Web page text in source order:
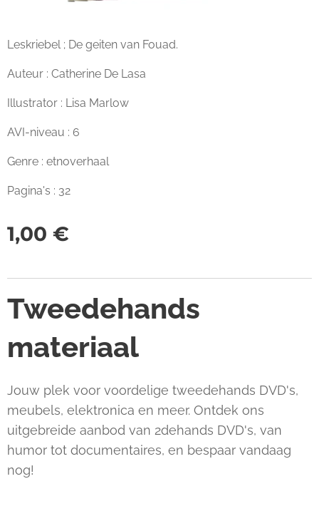
Leskriebel ; De geiten van Fouad.
Auteur : Catherine De Lasa
Illustrator : Lisa Marlow
AVI-niveau : 6
Genre : etnoverhaal
Pagina's : 32
1,00 €
Tweedehands
materiaal
Jouw plek voor voordelige tweedehands DVD's,
meubels, elektronica en meer. Ontdek ons
uitgebreide aanbod van 2dehands DVD's, van
humor tot documentaires, en bespaar vandaag
nog!